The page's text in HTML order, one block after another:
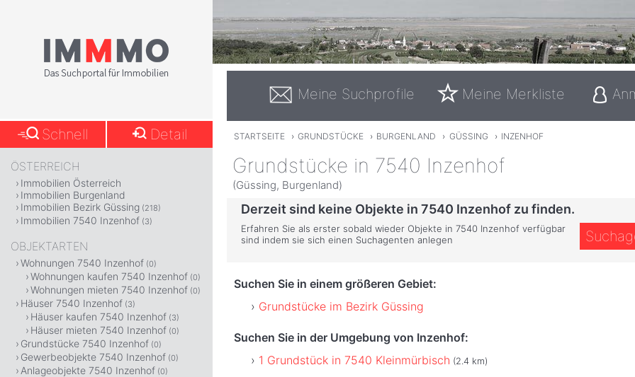
Meine Suchprofile Meine Merkliste
STARTSEITE › GRUNDSTÜCKE › BURGENLAND › GÜSSING › INZENHOF
Grundstücke in 7540 Inzenhof
(Güssing, Burgenland)
Derzeit sind keine Objekte in 7540 Inzenhof zu finden.
Erfahren Sie als erster sobald wieder Objekte in 7540 Inzenhof verfügbar
sind indem sie sich einen Suchagenten anlegen
Suchen Sie in einem größeren Gebiet:
Grundstücke im Bezirk Güssing
Suchen Sie in der Umgebung von Inzenhof:
1 Grundstück in 7540 Kleinmürbisch (2.4 km)
Schnell Detail
ÖSTERREICH
Immobilien Österreich
Immobilien Burgenland
Immobilien Bezirk Güssing (218)
Immobilien 7540 Inzenhof (3)
OBJEKTARTEN
Wohnungen 7540 Inzenhof (0)
Wohnungen kaufen 7540 Inzenhof (0)
Wohnungen mieten 7540 Inzenhof (0)
Häuser 7540 Inzenhof (3)
Häuser kaufen 7540 Inzenhof (3)
Häuser mieten 7540 Inzenhof (0)
Grundstücke 7540 Inzenhof (0)
Gewerbeobjekte 7540 Inzenhof (0)
Anlageobjekte 7540 Inzenhof (0)